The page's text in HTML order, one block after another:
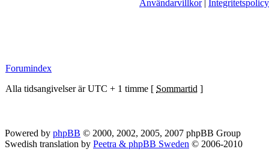
Användarvillkor| Integritetspolicy
Forumindex
Alla tidsangivelser är UTC + 1 timme [ Sommartid ]
Powered by phpBB © 2000, 2002, 2005, 2007 phpBB Group
Swedish translation by Peetra & phpBB Sweden © 2006-2010